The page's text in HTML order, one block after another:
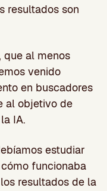
resultados son
que al menos
venido
en buscadores
al objetivo de
IA.
estudiar
funcionaba
resultados de la